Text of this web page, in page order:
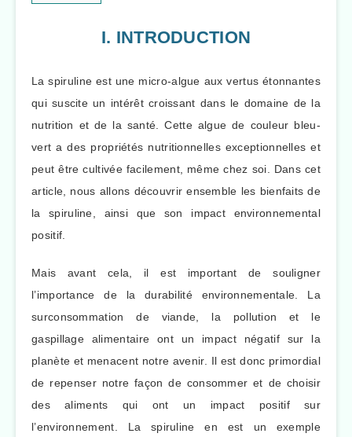
I. INTRODUCTION
La spiruline est une micro-algue aux vertus étonnantes
qui suscite un intérêt croissant dans le domaine de la
nutrition et de la santé. Cette algue de couleur bleu-
vert a des propriétés nutritionnelles exceptionnelles et
peut être cultivée facilement, même chez soi. Dans cet
article, nous allons découvrir ensemble les bienfaits de
la spiruline, ainsi que son impact environnemental
positif.
Mais avant cela, il est important de souligner
l’importance de la durabilité environnementale. La
surconsommation de viande, la pollution et le
gaspillage alimentaire ont un impact négatif sur la
planète et menacent notre avenir. Il est donc primordial
de repenser notre façon de consommer et de choisir
des aliments qui ont un impact positif sur
l’environnement. La spiruline en est un exemple